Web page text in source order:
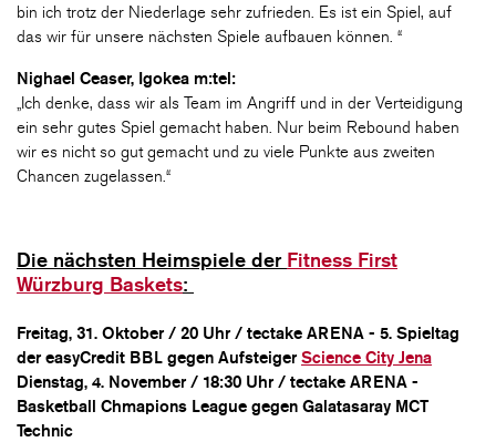
bin ich trotz der Niederlage sehr zufrieden. Es ist ein Spiel, auf
das wir für unsere nächsten Spiele aufbauen können. “
Nighael Ceaser, Igokea m:tel:
„Ich denke, dass wir als Team im Angriff und in der Verteidigung
ein sehr gutes Spiel gemacht haben. Nur beim Rebound haben
wir es nicht so gut gemacht und zu viele Punkte aus zweiten
Chancen zugelassen.“
Die nächsten Heimspiele der Fitness First
Würzburg Baskets:
Freitag, 31. Oktober / 20 Uhr / tectake ARENA - 5. Spieltag
der easyCredit BBL gegen Aufsteiger Science City Jena
Dienstag, 4. November / 18:30 Uhr / tectake ARENA -
Basketball Chmapions League gegen Galatasaray MCT
Technic